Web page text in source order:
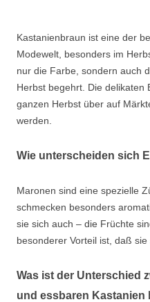
Kastanienbraun ist eine der
Modewelt, besonders im
nur die Farbe, sondern auch
Herbst begehrt. Die delikaten
ganzen Herbst über auf
werden.
Wie unterscheiden sich
Maronen sind eine spezielle
schmecken besonders
sie sich auch – die Früchte
besonderer Vorteil ist, daß
Was ist der Unterschied
und essbaren Kastanien